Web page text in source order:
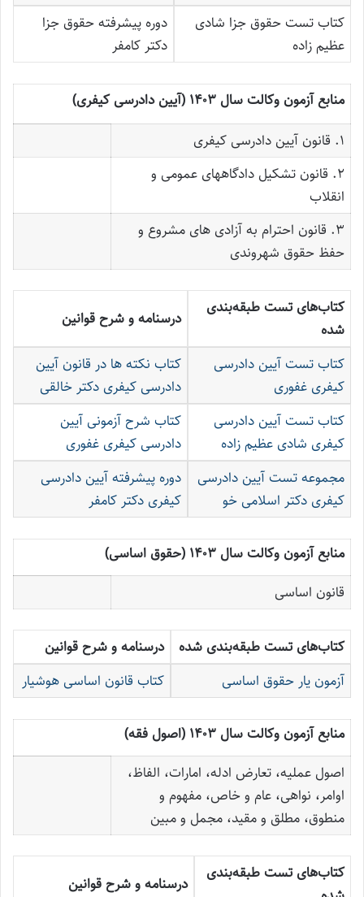
کتاب تست حقوق جزا شادی
عظیم زاده
دوره پیشرفته حقوق جزا
دکتر کامفر
منابع آزمون وکالت سال ۱۴۰۳ (آیین دادرسی کیفری)
۱. قانون آیین دادرسی کیفری
۲. قانون تشکیل دادگاههای عمومی و
انقلاب
۳. قانون احترام به آزادی های مشروع و
حفظ حقوق شهروندی
کتاب‌های تست طبقه‌بندی
شده
درسنامه و شرح قوانین
کتاب تست آیین دادرسی
کیفری غفوری
کتاب نکته ها در قانون آیین
دادرسی کیفری دکتر خالقی
کتاب تست آیین دادرسی
کیفری شادی عظیم زاده
کتاب شرح آزمونی آیین
دادرسی کیفری غفوری
مجموعه تست آیین دادرسی
کیفری دکتر اسلامی خو
دوره پیشرفته آیین دادرسی
کیفری دکتر کامفر
منابع آزمون وکالت سال ۱۴۰۳ (حقوق اساسی)
قانون اساسی
کتاب‌های تست طبقه‌بندی شده
درسنامه و شرح قوانین
آزمون یار حقوق اساسی
کتاب قانون اساسی هوشیار
منابع آزمون وکالت سال ۱۴۰۳ (اصول فقه)
اصول عملیه، تعارض ادله، امارات، الفاظ،
اوامر، نواهی، عام و خاص، مفهوم و
منطوق، مطلق و مقید، مجمل و مبین
کتاب‌های تست طبقه‌بندی
درسنامه و شرح قوانین